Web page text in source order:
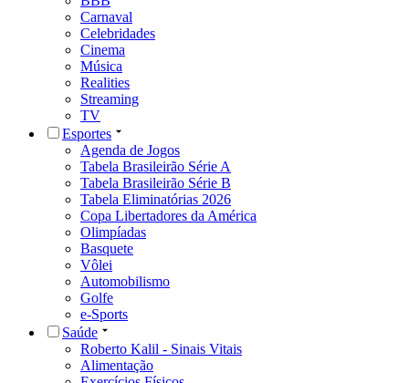
Carnaval
Celebridades
Cinema
Música
Realities
Streaming
TV
Esportes
Agenda de Jogos
Tabela Brasileirão Série A
Tabela Brasileirão Série B
Tabela Eliminatórias 2026
Copa Libertadores da América
Olimpíadas
Basquete
Vôlei
Automobilismo
Golfe
e-Sports
Saúde
Roberto Kalil - Sinais Vitais
Alimentação